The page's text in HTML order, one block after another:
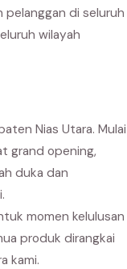
pelanggan di seluruh
wilayah
Nias Utara. Mulai
grand opening,
duka dan
momen kelulusan
produk dirangkai
kami.